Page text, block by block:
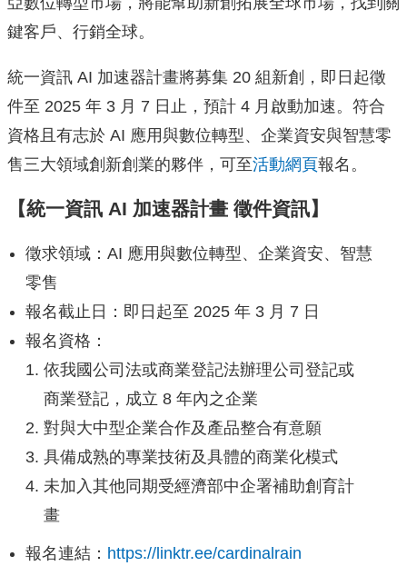
鍵客戶、行銷全球。
統一資訊 AI 加速器計畫將募集 20 組新創，即日起徵
件至 2025 年 3 月 7 日止，預計 4 月啟動加速。符合
資格且有志於 AI 應用與數位轉型、企業資安與智慧零
售三大領域創新創業的夥伴，可至活動網頁報名。
【統一資訊 AI 加速器計畫 徵件資訊】
徵求領域：AI 應用與數位轉型、企業資安、智慧
零售
報名截止日：即日起至 2025 年 3 月 7 日
報名資格：
依我國公司法或商業登記法辦理公司登記或
商業登記，成立 8 年內之企業
對與大中型企業合作及產品整合有意願
具備成熟的專業技術及具體的商業化模式
未加入其他同期受經濟部中企署補助創育計
畫
報名連結： https://linktr.ee/cardinalrain